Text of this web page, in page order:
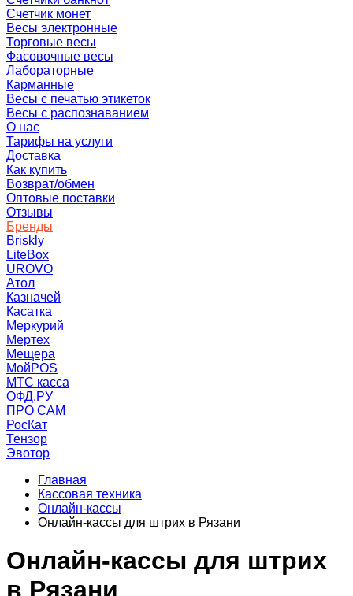
Счетчик монет
Весы электронные
Торговые весы
Фасовочные весы
Лабораторные
Карманные
Весы с печатью этикеток
Весы с распознаванием
О нас
Тарифы на услуги
Доставка
Как купить
Возврат/обмен
Оптовые поставки
Отзывы
Бренды
Briskly
LiteBox
UROVO
Атол
Казначей
Касатка
Меркурий
Мертех
Мещера
МойPOS
МТС касса
ОФД.РУ
ПРО САМ
РосКат
Тензор
Эвотор
Главная
Кассовая техника
Онлайн-кассы
Онлайн-кассы для штрих в Рязани
Онлайн-кассы для штрих
в Рязани